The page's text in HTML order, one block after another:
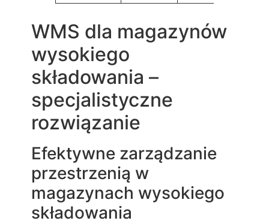
WMS dla magazynów
wysokiego
składowania –
specjalistyczne
rozwiązanie
Efektywne zarządzanie
przestrzenią w
magazynach wysokiego
składowania